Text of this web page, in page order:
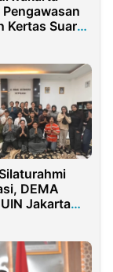
Kertas Suara
DEMA
Jakarta